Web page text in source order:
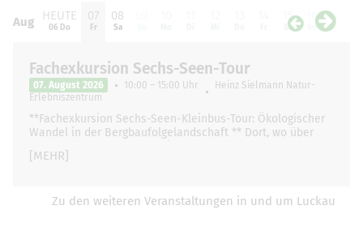
Aug HEUTE
06 Do
07
Fr
08
Sa
15
Sa
16
So
17
Mo
Aug
Fachexkursion Sechs-Seen-Tour
07. August 2026 10:00 – 15:00 Uhr
Heinz Sielmann Natur-
Erlebniszentrum
**Fachexkursion Sechs-Seen-Kleinbus-Tour: Ökologischer
Wandel in der Bergbaufolgelandschaft ** Dort, wo über
sich die Landschaft …
[MEHR]
Zu den weiteren Veranstaltungen in und um Luckau